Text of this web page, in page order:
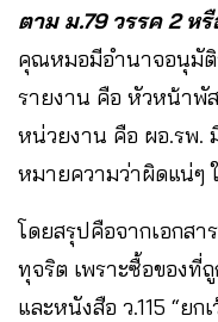
ตาม ม.79 วรรค 2 หรื
คุณหมอมีอำนาจอนุมัติ
รายงาน คือ หัวหน้าพั
หน่วยงาน คือ ผอ.รพ.
หมายความว่าผิดแน่ๆ
โดยสรุปคือจากเอกสา
ทุจริต เพราะซื้อของที่
และหนังสือ ว.115 “ยก